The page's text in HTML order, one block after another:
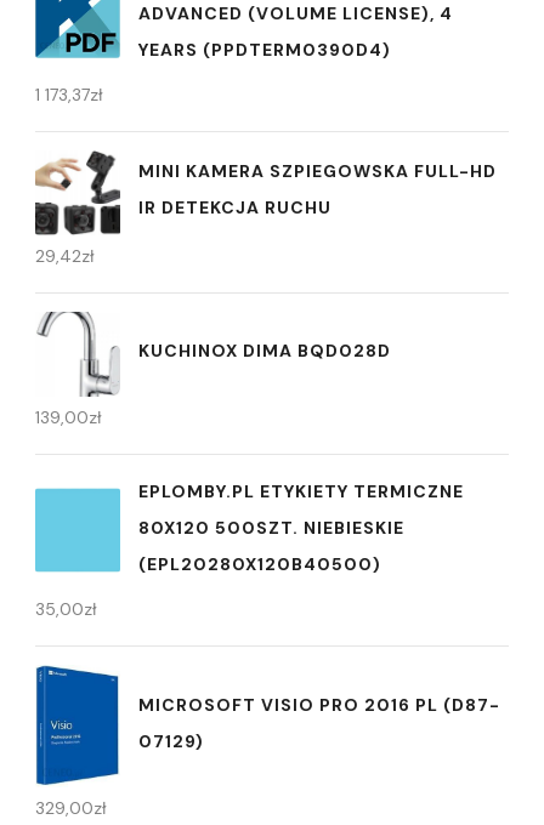
ADVANCED (VOLUME LICENSE), 4
YEARS (PPDTERM0390D4)
1 173,37zł
MINI KAMERA SZPIEGOWSKA FULL-HD
IR DETEKCJA RUCHU
29,42zł
KUCHINOX DIMA BQD028D
139,00zł
EPLOMBY.PL ETYKIETY TERMICZNE
80X120 500SZT. NIEBIESKIE
(EPL20280X120B40500)
35,00zł
MICROSOFT VISIO PRO 2016 PL (D87-
07129)
329,00zł